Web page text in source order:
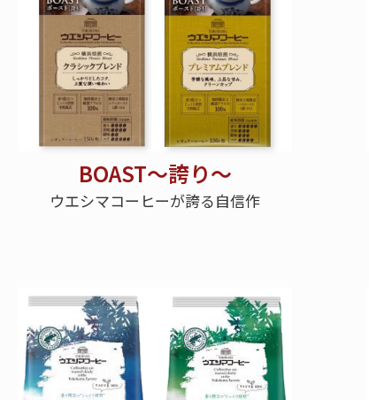
BOAST～誇り～
ウエシマコーヒーが誇る自信作